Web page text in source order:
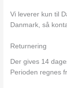
Vi leverer kun til
Danmark, så
Returnering
Der gives 14
Perioden regnes